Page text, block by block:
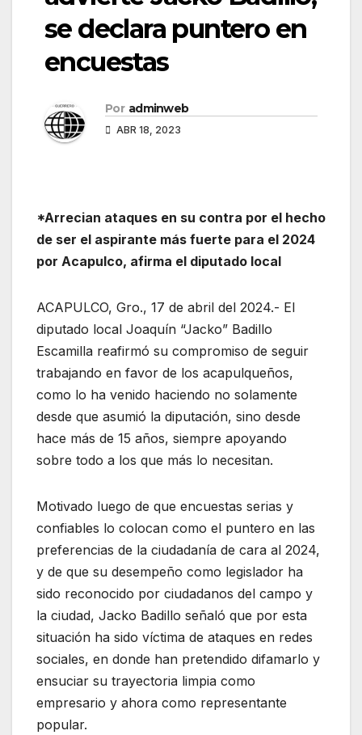
se declara puntero en
encuestas
Por adminweb
ABR 18, 2023
*Arrecian ataques en su contra por el hecho
de ser el aspirante más fuerte para el 2024
por Acapulco, afirma el diputado local
ACAPULCO, Gro., 17 de abril del 2024.- El
diputado local Joaquín “Jacko” Badillo
Escamilla reafirmó su compromiso de seguir
trabajando en favor de los acapulqueños,
como lo ha venido haciendo no solamente
desde que asumió la diputación, sino desde
hace más de 15 años, siempre apoyando
sobre todo a los que más lo necesitan.
Motivado luego de que encuestas serias y
confiables lo colocan como el puntero en las
preferencias de la ciudadanía de cara al 2024,
y de que su desempeño como legislador ha
sido reconocido por ciudadanos del campo y
la ciudad, Jacko Badillo señaló que por esta
situación ha sido víctima de ataques en redes
sociales, en donde han pretendido difamarlo y
ensuciar su trayectoria limpia como
empresario y ahora como representante
popular.